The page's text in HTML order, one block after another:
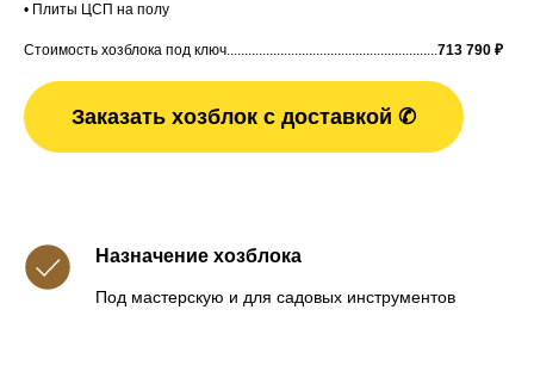
• Плиты ЦСП на полу
Стоимость хозблока под ключ...........................................................713 790 ₽
Заказать хозблок с доставкой ✆
Назначение хозблока
Под мастерскую и для садовых инструментов